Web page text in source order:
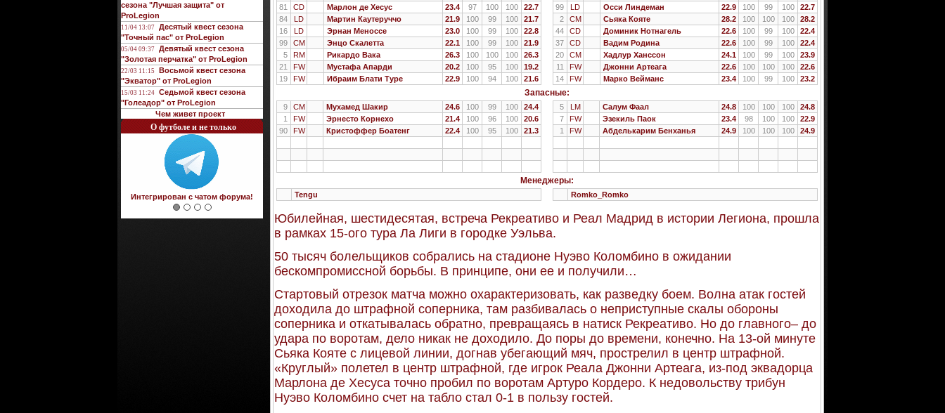
сезона "Лучшая защита" от
ProLegion
11/04 13:07 Десятый квест сезона
"Точный пас" от ProLegion
05/04 09:37 Девятый квест сезона
"Золотая перчатка" от ProLegion
22/03 11:15
Восьмой квест сезона
"Экватор" от ProLegion
15/03 11:24 Седьмой квест сезона
"Голеадор" от ProLegion
Чем живет проект
О футболе и не только
Интегрирован с чатом форума!
81
CD Марлон де Хесус 23.4 97 100 100
22.7
84
LD Мартин Каутеруччо 21.9 100 99 100
21.7
16
LD Эрнан Меноссе 23.0 100 99 100
22.8
99
CM Энцо Скалетта 22.1 100 99 100
21.9
5
RM Рикардо Вака 26.3 100 100 100
26.3
21
FW Мустафа Апарди 20.2 100 95 100
19.2
19
FW Ибраим Блати Туре 22.9 100 94 100 21.6
99
LD Осси Линдеман 22.9 100 99 100
22.7
2
CM Сьяка Кояте 28.2 100 100 100
28.2
44
CD Доминик Нотнагель 22.6 100 99 100
22.4
37
CD Вадим Родина 22.6 100 99 100
22.4
20
CM Хадлур Ханссон 24.1 100 99 100
23.9
11
FW Джонни Артеага 22.6 100 100 100
22.6
14
FW Марко Вейманс 23.4 100 99 100 23.2
Запасные:
9 CM Мухамед Шакир 24.6 100 99 100
24.4
1
FW Эрнесто Корнехо 21.4 100 96 100
20.6
90
FW Кристоффер Боатенг 22.4 100 95 100 21.3
5 LM Салум Фаал 24.8 100 100 100
24.8
7
FW Эзекиль Паок 23.4 98 100 100
22.9
1
FW Абделькарим Бенханья 24.9 100 100 100 24.9
Менеджеры:
Tengu Romko_Romko
Юбилейная, шестидесятая, встреча Рекреативо и Реал Мадрид в истории Легиона, прошла
в рамках 15-ого тура Ла Лиги в городке Уэльва.
50 тысяч болельщиков собрались на стадионе Нуэво Коломбино в ожидании
бескомпромиссной борьбы. В принципе, они ее и получили…
Стартовый отрезок матча можно охарактеризовать, как разведку боем. Волна атак гостей
доходила до штрафной соперника, там разбивалась о неприступные скалы обороны
соперника и откатывалась обратно, превращаясь в натиск Рекреативо. Но до главного– до
удара по воротам, дело никак не доходило. До поры до времени, конечно. На 13-ой минуте
Сьяка Кояте с лицевой линии, догнав убегающий мяч, прострелил в центр штрафной.
«Круглый» полетел в центр штрафной, где игрок Реала Джонни Артеага, из-под эквадорца
Марлона де Хесуса точно пробил по воротам Артуро Кордеро. К недовольству трибун
Нуэво Коломбино счет на табло стал 0-1 в пользу гостей.